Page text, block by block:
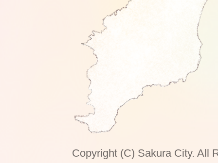
Copyright (C) Sakura City. All